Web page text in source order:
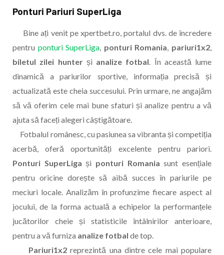
Ponturi Pariuri SuperLiga
Bine ați venit pe xpertbet.ro, portalul dvs. de încredere
pentru ponturi SuperLiga, ponturi Romania, pariuri1x2,
biletul zilei hunterși analize fotbal. În această lume
dinamică a pariurilor sportive, informația precisă și
actualizată este cheia succesului. Prin urmare, ne angajăm
să vă oferim cele mai bune sfaturi și analize pentru a vă
ajuta să faceți alegeri câștigătoare.
Fotbalul românesc, cu pasiunea sa vibranta și competiția
acerbă, oferă oportunități excelente pentru pariori.
Ponturi SuperLiga și ponturi Romania sunt esențiale
pentru oricine dorește să aibă succes în pariurile pe
meciuri locale. Analizăm în profunzime fiecare aspect al
jocului, de la forma actuală a echipelor la performanțele
jucătorilor cheie și statisticile întâlnirilor anterioare,
pentru a vă furniza analize fotbal de top.
Pariuri1x2reprezintă una dintre cele mai populare